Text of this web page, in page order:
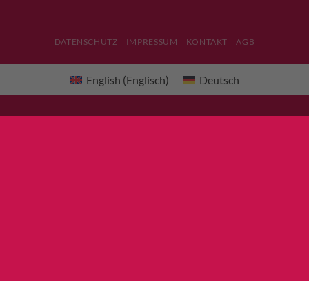
DATENSCHUTZ IMPRESSUM KONTAKT AGB
English (Englisch) Deutsch